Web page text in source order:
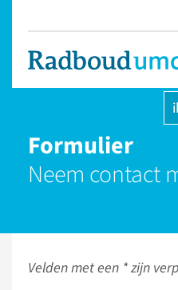
Formulier
Neem contact
Velden met een * zijn